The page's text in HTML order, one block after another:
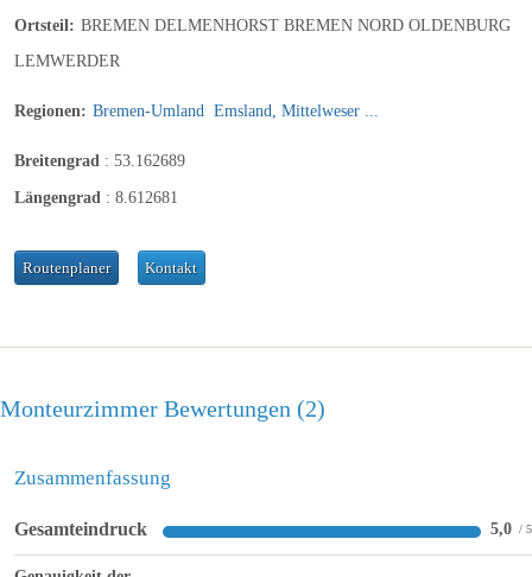
Ortsteil: BREMEN DELMENHORST BREMEN NORD OLDENBURG
LEMWERDER
Regionen: Bremen-Umland Emsland, Mittelweser ...
Breitengrad : 53.162689
Längengrad : 8.612681
Routenplaner Kontakt
Monteurzimmer Bewertungen 2
Zusammenfassung
Gesamteindruck 5,0